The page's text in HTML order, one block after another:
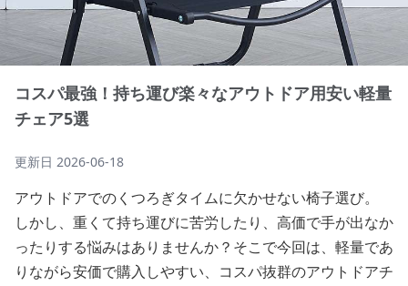
コスパ最強！持ち運び楽々なアウトドア用安い軽量
チェア5選
更新日 2026-06-18
アウトドアでのくつろぎタイムに欠かせない椅子選び。
しかし、重くて持ち運びに苦労したり、高価で手が出なか
ったりする悩みはありませんか？そこで今回は、軽量であ
りながら安価で購入しやすい、コスパ抜群のアウトドアチ